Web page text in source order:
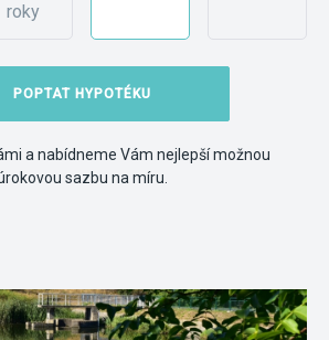
roky
POPTAT HYPOTÉKU
a nabídneme Vám nejlepší možnou
sazbu na míru.